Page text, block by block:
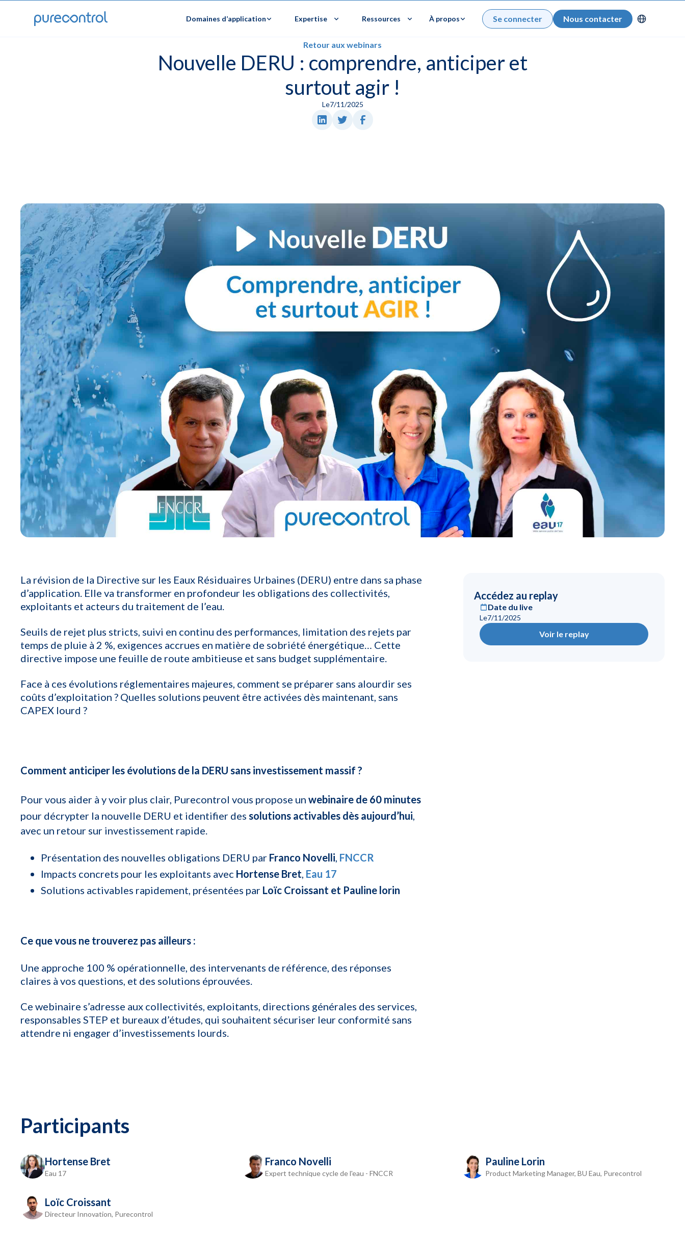
Domaines d’application Expertise Ressources À propos Se connecter Nous contacter
Retour aux webinars
Nouvelle DERU : comprendre, anticiper et
surtout agir !
Le7/11/2025
La révision de la Directive sur les Eaux Résiduaires Urbaines (DERU) entre dans sa phase
d’application. Elle va transformer en profondeur les obligations des collectivités,
exploitants et acteurs du traitement de l’eau.
Seuils de rejet plus stricts, suivi en continu des performances, limitation des rejets par
temps de pluie à 2 %, exigences accrues en matière de sobriété énergétique… Cette
directive impose une feuille de route ambitieuse et sans budget supplémentaire.
Face à ces évolutions réglementaires majeures, comment se préparer sans alourdir ses
coûts d’exploitation ? Quelles solutions peuvent être activées dès maintenant, sans
CAPEX lourd ?
Comment anticiper les évolutions de la DERU sans investissement massif ?
Pour vous aider à y voir plus clair, Purecontrol vous propose un webinaire de 60 minutes
pour décrypter la nouvelle DERU et identifier des solutions activables dès aujourd’hui,
avec un retour sur investissement rapide.
Présentation des nouvelles obligations DERU par Franco Novelli, FNCCR
Impacts concrets pour les exploitants avec Hortense Bret, Eau 17
Solutions activables rapidement, présentées par Loïc Croissant et Pauline lorin
Ce que vous ne trouverez pas ailleurs :
Une approche 100 % opérationnelle, des intervenants de référence, des réponses
claires à vos questions, et des solutions éprouvées.
Ce webinaire s’adresse aux collectivités, exploitants, directions générales des services,
responsables STEP et bureaux d’études, qui souhaitent sécuriser leur conformité sans
attendre ni engager d’investissements lourds.
Accédez au replay
Date du live
Le7/11/2025
Voir le replay
Participants
Hortense Bret
Eau 17
Franco Novelli
Expert technique cycle de l'eau - FNCCR
Pauline Lorin
Product Marketing Manager, BU Eau, Purecontrol
Loïc Croissant
Directeur Innovation, Purecontrol